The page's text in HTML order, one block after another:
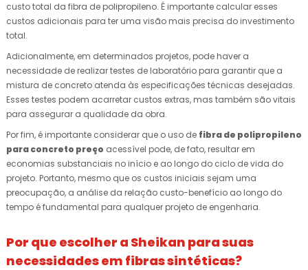
custo total da fibra de polipropileno. É importante calcular esses
custos adicionais para ter uma visão mais precisa do investimento
total.
Adicionalmente, em determinados projetos, pode haver a
necessidade de realizar testes de laboratório para garantir que a
mistura de concreto atenda às especificações técnicas desejadas.
Esses testes podem acarretar custos extras, mas também são vitais
para assegurar a qualidade da obra.
Por fim, é importante considerar que o uso de fibra de polipropileno
para concreto preço acessível pode, de fato, resultar em
economias substanciais no início e ao longo do ciclo de vida do
projeto. Portanto, mesmo que os custos iniciais sejam uma
preocupação, a análise da relação custo-benefício ao longo do
tempo é fundamental para qualquer projeto de engenharia.
Por que escolher a Sheikan para suas
necessidades em fibras sintéticas?